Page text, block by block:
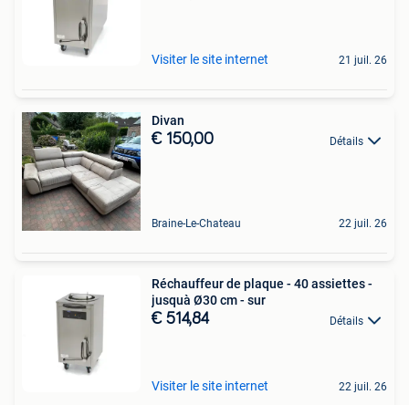
Visiter le site internet 21 juil. 26
Divan
€ 150,00 Détails
Braine-Le-Chateau 22 juil. 26
Réchauffeur de plaque - 40 assiettes -
jusquà Ø30 cm - sur
€ 514,84 Détails
Visiter le site internet 22 juil. 26